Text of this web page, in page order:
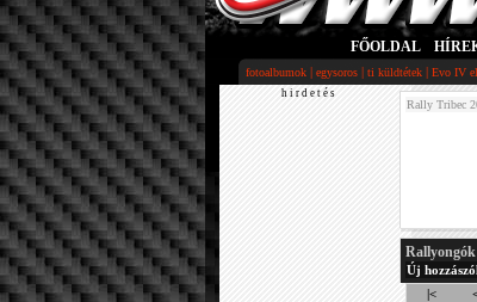
FŐOLDAL
fotoalbumok | egysoros | ti küldtétek | Evo IV
h i r d e t é s
Rally Tribec
Új
|<